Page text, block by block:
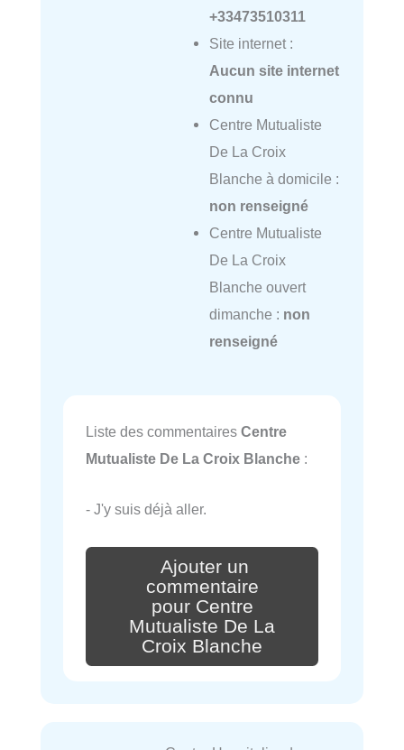
+33473510311
Site internet :
Aucun site internet
connu
Centre Mutualiste
De La Croix
Blanche à domicile :
non renseigné
Centre Mutualiste
De La Croix
Blanche ouvert
dimanche : non
renseigné
Liste des commentaires Centre
Mutualiste De La Croix Blanche :
- J'y suis déjà aller.
Ajouter un
commentaire
pour Centre
Mutualiste De La
Croix Blanche